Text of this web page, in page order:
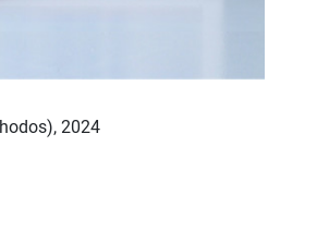
2024